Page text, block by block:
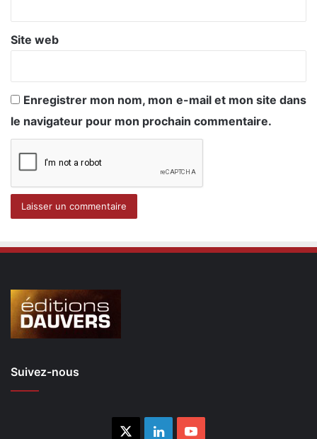
Site web
Enregistrer mon nom, mon e-mail et mon site dans
le navigateur pour mon prochain commentaire.
Suivez-nous
LinkedinYouTube